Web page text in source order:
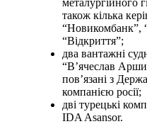
також кілька
“Новикомбанк”,
“Відкриття”;
два вантажні
“В’ячеслав
пов’язані з
компанією росії;
дві турецькі
IDA Asansor.